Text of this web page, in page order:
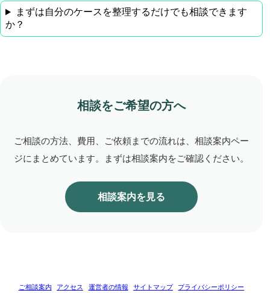
まずは自分のケースを整理するだけでも相談できます
か？
相談をご希望の方へ
ご相談の方法、費用、ご依頼までの流れは、相談案内ペー
ジにまとめています。まずは相談案内をご確認ください。
相談案内を見る
ご相談案内 アクセス 運営者の情報 サイトマップ プライバシーポリシー